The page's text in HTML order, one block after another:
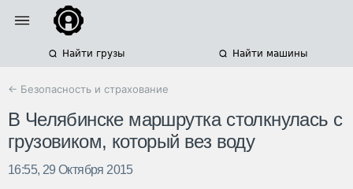
Найти грузы Найти машины
← Безопасность и страхование
В Челябинске маршрутка столкнулась с
грузовиком, который вез воду
16:55, 29 Октября 2015